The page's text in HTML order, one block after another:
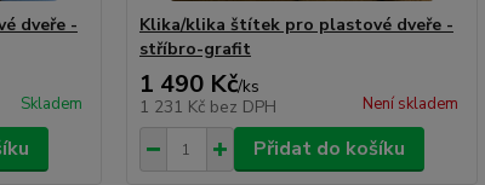
dveře -
Skladem
Klika/klika štítek pro plastové dveře -
stříbro-grafit
1 490 Kč/ks
1 231 Kč bez DPH Není skladem
Přidat do košíku